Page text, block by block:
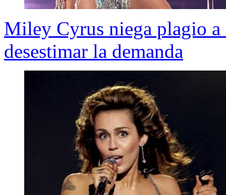
Miley Cyrus niega plagio
desestimar la demanda